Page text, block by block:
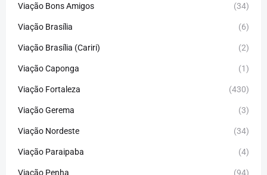
Viação Bons Amigos (34)
Viação Brasília (6)
Viação Brasília (Cariri) (2)
Viação Caponga (1)
Viação Fortaleza (430)
Viação Gerema (3)
Viação Nordeste (34)
Viação Paraipaba (4)
Viação Penha (94)